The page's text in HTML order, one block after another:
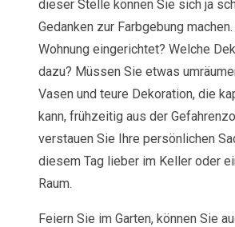
dieser Stelle können Sie sich ja
Gedanken zur Farbgebung
Wohnung eingerichtet? Welche
dazu? Müssen Sie etwas
Vasen und teure Dekoration, die
kann, frühzeitig aus der
verstauen Sie Ihre persönlichen
diesem Tag lieber im Keller oder
Raum.
Feiern Sie im Garten, können Sie